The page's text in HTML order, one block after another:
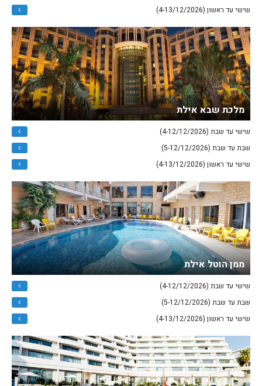
שישי עד ראשון (4-13/12/2026)
מלכת שבא אילת
שישי עד שבת (4-12/12/2026)
שבת עד שבת (5-12/12/2026)
שישי עד ראשון (4-13/12/2026)
ממן הוטל אילת
שישי עד שבת (4-12/12/2026)
שבת עד שבת (5-12/12/2026)
שישי עד ראשון (4-13/12/2026)